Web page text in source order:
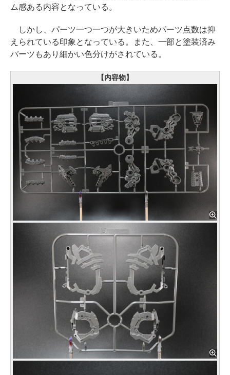
ム感ある内容となっている。
しかし、パーツ一つ一つが大きいためパーツ点数は抑
えられている印象となっている。また、一部と塗装済み
パーツもあり細かい色分けがされている。
【内容物】